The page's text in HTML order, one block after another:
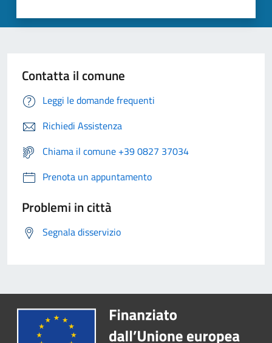
Contatta il comune
Leggi le domande frequenti
Richiedi Assistenza
Chiama il comune +39 0827 37034
Prenota un appuntamento
Problemi in città
Segnala disservizio